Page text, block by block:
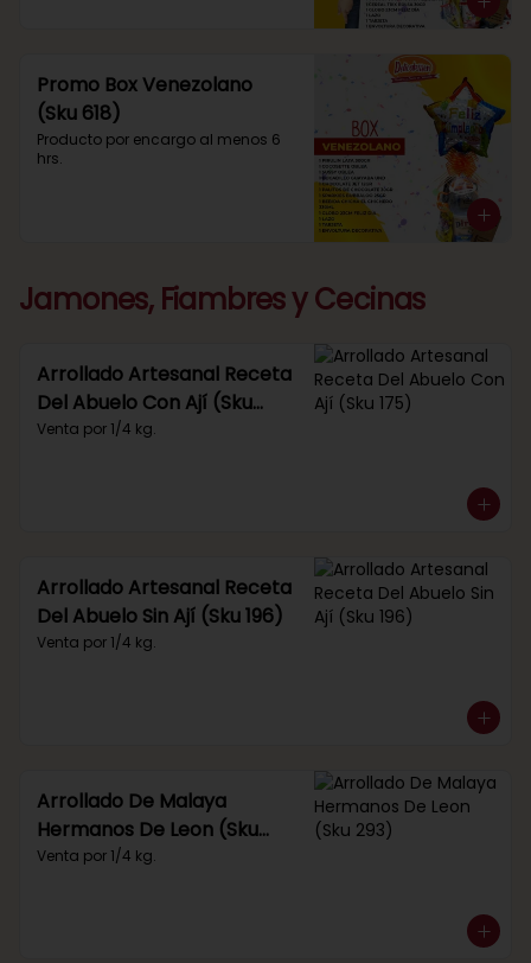
Promo Box Venezolano
(Sku 618)
Producto por encargo al menos 6
hrs.
Jamones, Fiambres y Cecinas
Arrollado Artesanal Receta
Del Abuelo Con Ají (Sku
175)
Venta por 1/4 kg.
Arrollado Artesanal Receta
Del Abuelo Sin Ají (Sku 196)
Venta por 1/4 kg.
Arrollado De Malaya
Hermanos De Leon (Sku
293)
Venta por 1/4 kg.